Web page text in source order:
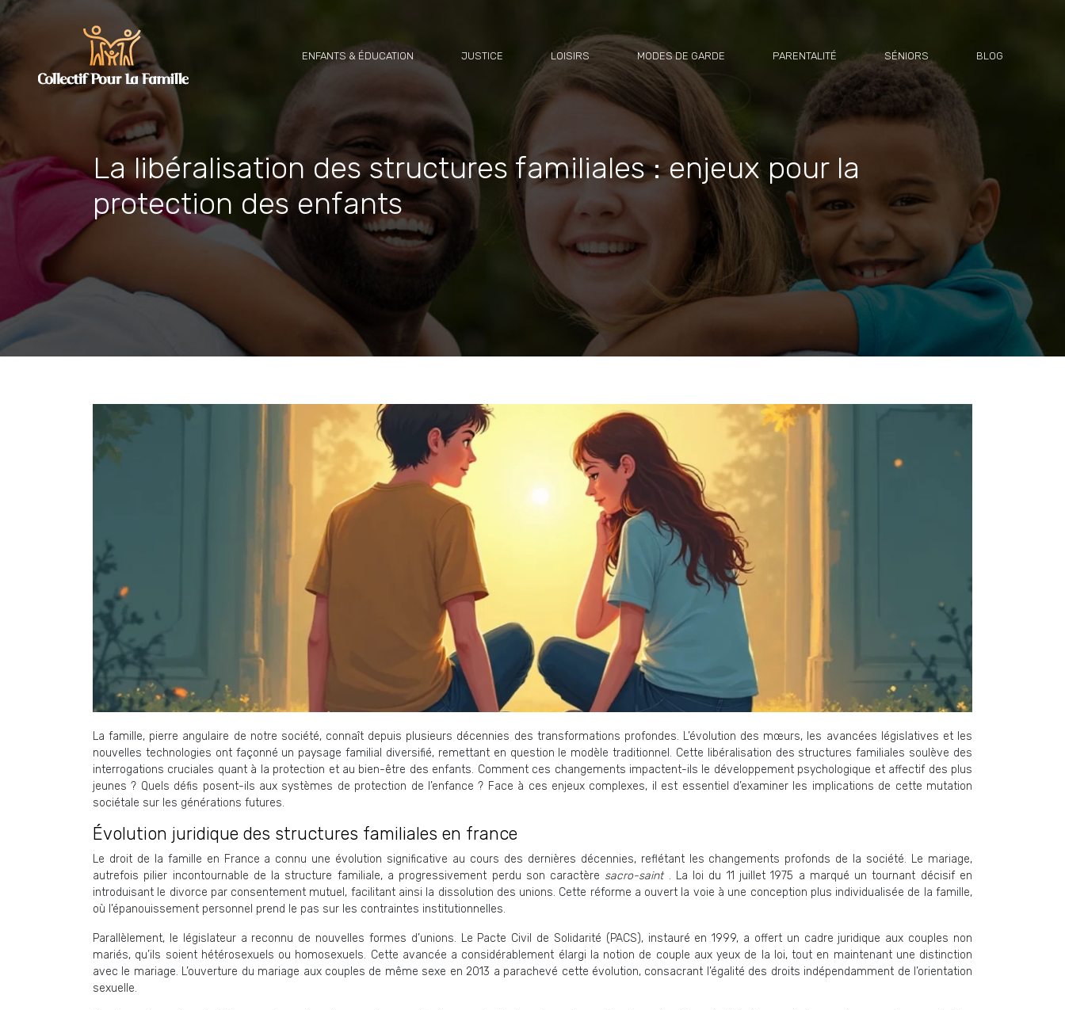
ENFANTS & ÉDUCATION JUSTICE LOISIRS MODES DE GARDE PARENTALITÉ SÉNIORS BLOG
La libéralisation des structures familiales : enjeux pour la
protection des enfants
La famille, pierre angulaire de notre société, connaît depuis plusieurs décennies des transformations profondes. L’évolution des mœurs, les avancées législatives et les
nouvelles technologies ont façonné un paysage familial diversifié, remettant en question le modèle traditionnel. Cette libéralisation des structures familiales soulève des
interrogations cruciales quant à la protection et au bien-être des enfants. Comment ces changements impactent-ils le développement psychologique et affectif des plus
jeunes ? Quels défis posent-ils aux systèmes de protection de l’enfance ? Face à ces enjeux complexes, il est essentiel d’examiner les implications de cette mutation
sociétale sur les générations futures.
Évolution juridique des structures familiales en france
Le droit de la famille en France a connu une évolution significative au cours des dernières décennies, reflétant les changements profonds de la société. Le mariage,
autrefois pilier incontournable de la structure familiale, a progressivement perdu son caractère sacro-saint . La loi du 11 juillet 1975 a marqué un tournant décisif en
introduisant le divorce par consentement mutuel, facilitant ainsi la dissolution des unions. Cette réforme a ouvert la voie à une conception plus individualisée de la famille,
où l’épanouissement personnel prend le pas sur les contraintes institutionnelles.
Parallèlement, le législateur a reconnu de nouvelles formes d’unions. Le Pacte Civil de Solidarité (PACS), instauré en 1999, a offert un cadre juridique aux couples non
mariés, qu’ils soient hétérosexuels ou homosexuels. Cette avancée a considérablement élargi la notion de couple aux yeux de la loi, tout en maintenant une distinction
avec le mariage. L’ouverture du mariage aux couples de même sexe en 2013 a parachevé cette évolution, consacrant l’égalité des droits indépendamment de l’orientation
sexuelle.